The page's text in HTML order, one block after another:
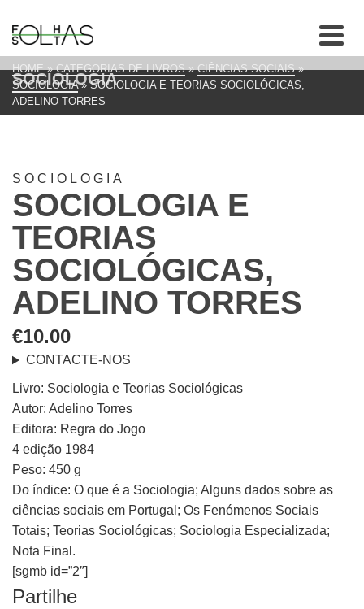
SOCIOLOGIA
HOME » CATEGORIAS DE LIVROS » CIÊNCIAS SOCIAIS »
SOCIOLOGIA » SOCIOLOGIA E TEORIAS SOCIOLÓGICAS,
ADELINO TORRES
SOCIOLOGIA
SOCIOLOGIA E
TEORIAS
SOCIOLÓGICAS,
ADELINO TORRES
€10.00
CONTACTE-NOS
Livro: Sociologia e Teorias Sociológicas
Autor: Adelino Torres
Editora: Regra do Jogo
4 edição 1984
Peso: 450 g
Do índice: O que é a Sociologia; Alguns dados sobre as
ciências sociais em Portugal; Os Fenómenos Sociais
Totais; Teorias Sociológicas; Sociologia Especializada;
Nota Final.
[sgmb id=”2″]
Partilhe